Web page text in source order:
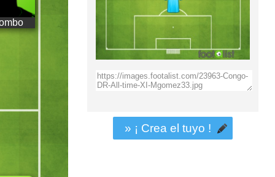
» ¡ Crea el tuyo !